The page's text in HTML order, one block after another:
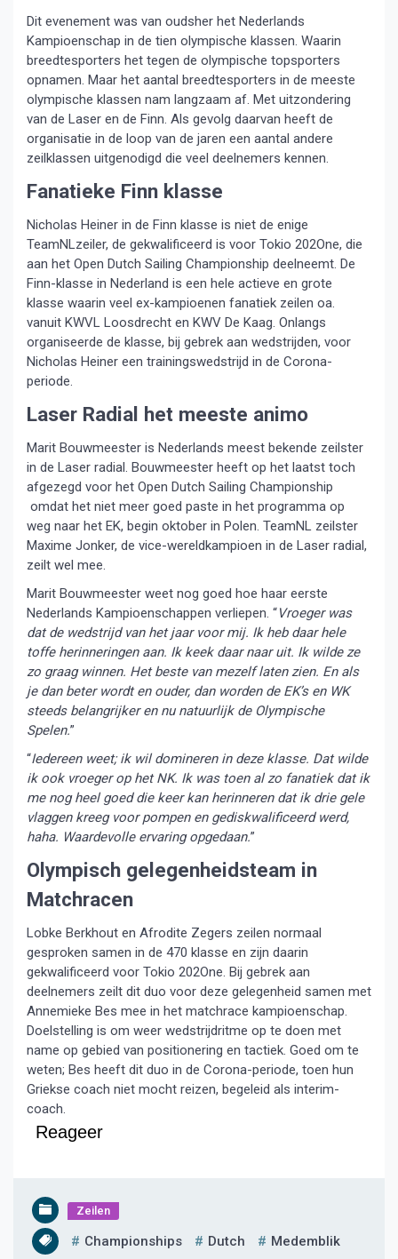
Dit evenement was van oudsher het Nederlands
Kampioenschap in de tien olympische klassen. Waarin
breedtesporters het tegen de olympische topsporters
opnamen. Maar het aantal breedtesporters in de meeste
olympische klassen nam langzaam af. Met uitzondering
van de Laser en de Finn. Als gevolg daarvan heeft de
organisatie in de loop van de jaren een aantal andere
zeilklassen uitgenodigd die veel deelnemers kennen.
Fanatieke Finn klasse
Nicholas Heiner in de Finn klasse is niet de enige
TeamNLzeiler, de gekwalificeerd is voor Tokio 202One, die
aan het Open Dutch Sailing Championship deelneemt. De
Finn-klasse in Nederland is een hele actieve en grote
klasse waarin veel ex-kampioenen fanatiek zeilen oa.
vanuit KWVL Loosdrecht en KWV De Kaag. Onlangs
organiseerde de klasse, bij gebrek aan wedstrijden, voor
Nicholas Heiner een trainingswedstrijd in de Corona-
periode.
Laser Radial het meeste animo
Marit Bouwmeester is Nederlands meest bekende zeilster
in de Laser radial. Bouwmeester heeft op het laatst toch
afgezegd voor het Open Dutch Sailing Championship
omdat het niet meer goed paste in het programma op
weg naar het EK, begin oktober in Polen. TeamNL zeilster
Maxime Jonker, de vice-wereldkampioen in de Laser radial,
zeilt wel mee.
Marit Bouwmeester weet nog goed hoe haar eerste
Nederlands Kampioenschappen verliepen. “Vroeger was
dat de wedstrijd van het jaar voor mij. Ik heb daar hele
toffe herinneringen aan. Ik keek daar naar uit. Ik wilde ze
zo graag winnen. Het beste van mezelf laten zien. En als
je dan beter wordt en ouder, dan worden de EK’s en WK
steeds belangrijker en nu natuurlijk de Olympische
Spelen.”
“Iedereen weet; ik wil domineren in deze klasse. Dat wilde
ik ook vroeger op het NK. Ik was toen al zo fanatiek dat ik
me nog heel goed die keer kan herinneren dat ik drie gele
vlaggen kreeg voor pompen en gediskwalificeerd werd,
haha. Waardevolle ervaring opgedaan.”
Olympisch gelegenheidsteam in
Matchracen
Lobke Berkhout en Afrodite Zegers zeilen normaal
gesproken samen in de 470 klasse en zijn daarin
gekwalificeerd voor Tokio 202One. Bij gebrek aan
deelnemers zeilt dit duo voor deze gelegenheid samen met
Annemieke Bes mee in het matchrace kampioenschap.
Doelstelling is om weer wedstrijdritme op te doen met
name op gebied van positionering en tactiek. Goed om te
weten; Bes heeft dit duo in de Corona-periode, toen hun
Griekse coach niet mocht reizen, begeleid als interim-
coach.
Reageer
Zeilen
Championships Dutch Medemblik